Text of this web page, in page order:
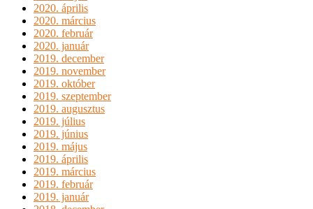
2020. április
2020. március
2020. február
2020. január
2019. december
2019. november
2019. október
2019. szeptember
2019. augusztus
2019. július
2019. június
2019. május
2019. április
2019. március
2019. február
2019. január